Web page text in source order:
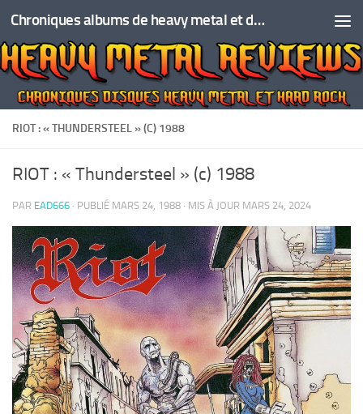
Skip to content Chroniques albums de heavy metal et de hard rock
RIOT : « THUNDERSTEEL » (C) 1988
RIOT : « Thundersteel » (c) 1988
PAR EAD666 · PUBLIÉ MARS 24, 1988 · MIS À JOUR MARS 24, 2024